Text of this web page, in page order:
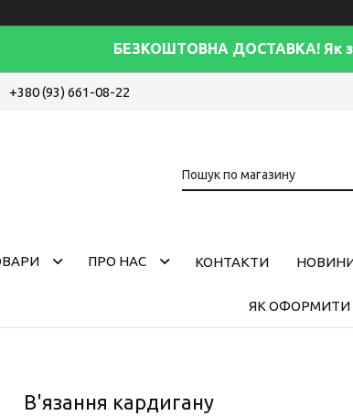
БЕЗКОШТОВНА ДОСТАВКА! Як
+380 (93) 661-08-22
ПРО НАС КОНТАКТИ
ЯК ОФОРМИТИ
В'язання кардигану